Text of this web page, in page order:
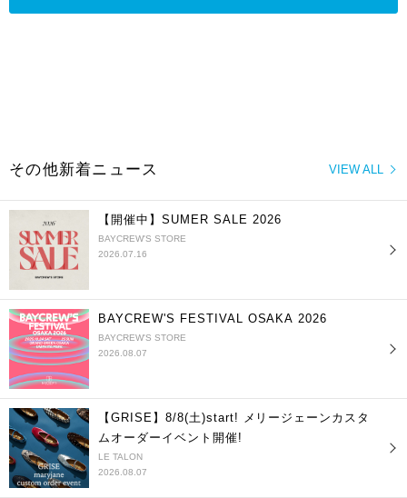
VIEW ALL
その他新着ニュース
【開催中】SUMER SALE 2026
BAYCREW'S STORE
2026.07.16
BAYCREW'S FESTIVAL OSAKA 2026
BAYCREW'S STORE
2026.08.07
【GRISE】8/8(土)start! メリージェーンカスタ
ムオーダーイベント開催!
LE TALON
2026.08.07